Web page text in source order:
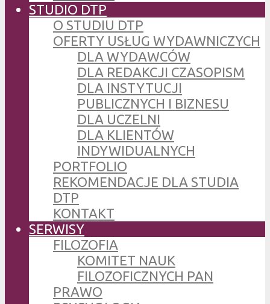
STUDIO DTP
O STUDIU DTP
OFERTY USŁUG WYDAWNICZYCH
DLA WYDAWCÓW
DLA REDAKCJI CZASOPISM
DLA INSTYTUCJI
PUBLICZNYCH I BIZNESU
DLA UCZELNI
DLA KLIENTÓW
INDYWIDUALNYCH
PORTFOLIO
REKOMENDACJE DLA STUDIA
DTP
KONTAKT
SERWISY
FILOZOFIA
KOMITET NAUK
FILOZOFICZNYCH PAN
PRAWO